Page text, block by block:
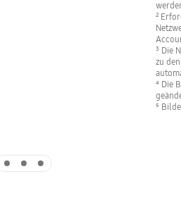
²
³ Die
zu
⁴ Die
⁵